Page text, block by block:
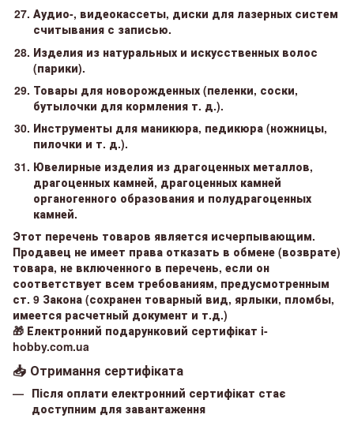
Аудио-, видеокассеты, диски для лазерных систем
считывания с записью.
Изделия из натуральных и искусственных волос
(парики).
Товары для новорожденных (пеленки, соски,
бутылочки для кормления т. д.).
Инструменты для маникюра, педикюра (ножницы,
пилочки и т. д.).
Ювелирные изделия из драгоценных металлов,
драгоценных камней, драгоценных камней
органогенного образования и полудрагоценных
камней.
Этот перечень товаров является исчерпывающим.
Продавец не имеет права отказать в обмене (возврате)
товара, не включенного в перечень, если он
соответствует всем требованиям, предусмотренным
ст. 9 Закона (сохранен товарный вид, ярлыки, пломбы,
имеется расчетный документ и т.д.)
🎁 Електронний подарунковий сертифікат i-
hobby.com.ua
📥 Отримання сертифіката
Після оплати електронний сертифікат стає
доступним для завантаження